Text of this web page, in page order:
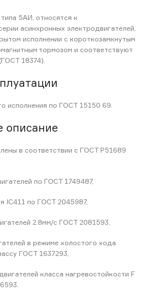
5АИ, относятся к
асинхронных электродвигателей,
исполнении с короткозамкнутым
тормозом и соответствуют
18374).
исполнения по ГОСТ 15150 69.
описание
в соответствии с ГОСТ Р51689
по ГОСТ 1749487,
IC411 по ГОСТ 2045987,
2.8мм/с ГОСТ 2081593,
в режиме холостого хода
ГОСТ 1637293,
класса нагревостойкости F